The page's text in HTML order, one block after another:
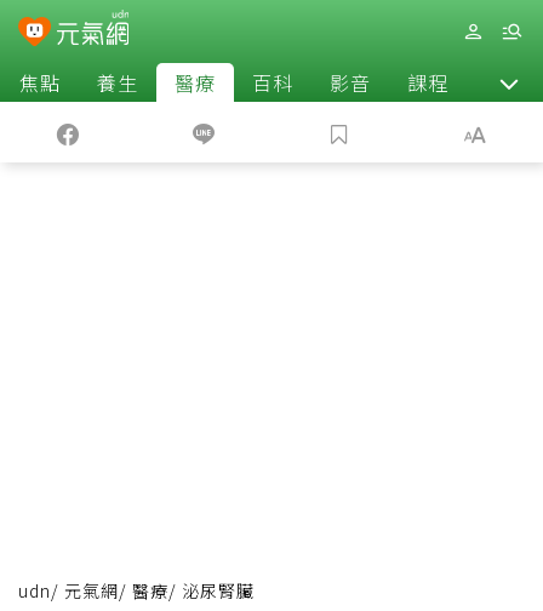
焦點 養生 醫療 百科 影音 課程 退休
udn/ 元氣網/ 醫療/ 泌尿腎臟